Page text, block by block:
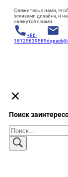
Свяжитесь с нами,
эскизами дизайна, и
свяжутся с вами.
+86-
18125839585
Поиск
Поиск